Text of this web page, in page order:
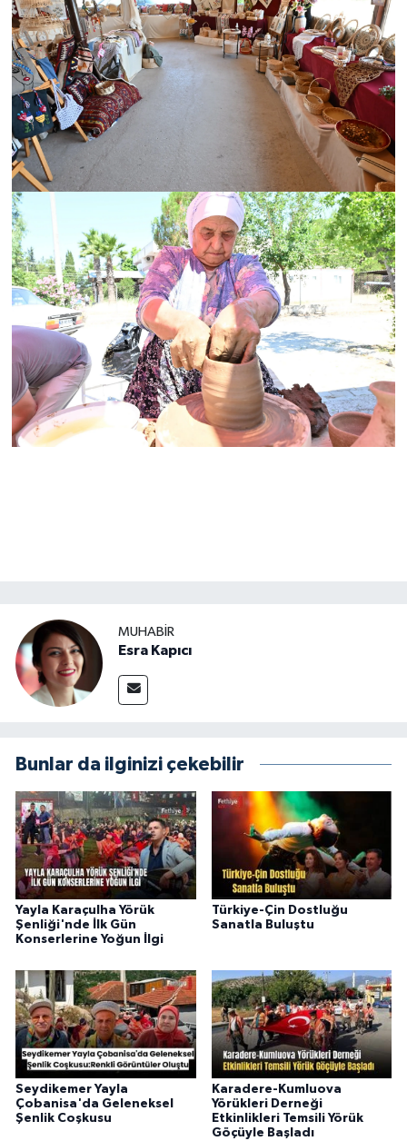
MUHABİR
Esra Kapıcı
Bunlar da ilginizi çekebilir
Yayla Karaçulha Yörük
Şenliği'nde İlk Gün
Konserlerine Yoğun İlgi
Türkiye-Çin Dostluğu
Sanatla Buluştu
Seydikemer Yayla
Çobanisa'da Geleneksel
Şenlik Coşkusu
Karadere-Kumluova
Yörükleri Derneği
Etkinlikleri Temsili Yörük
Göçüyle Başladı